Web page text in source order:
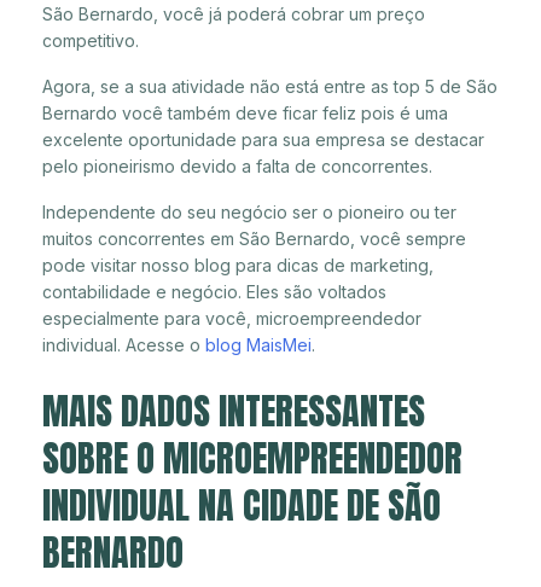
São Bernardo, você já poderá cobrar um preço
competitivo.
Agora, se a sua atividade não está entre as top 5 de São
Bernardo você também deve ficar feliz pois é uma
excelente oportunidade para sua empresa se destacar
pelo pioneirismo devido a falta de concorrentes.
Independente do seu negócio ser o pioneiro ou ter
muitos concorrentes em São Bernardo, você sempre
pode visitar nosso blog para dicas de marketing,
contabilidade e negócio. Eles são voltados
especialmente para você, microempreendedor
individual. Acesse o blog MaisMei.
MAIS DADOS INTERESSANTES
SOBRE O MICROEMPREENDEDOR
INDIVIDUAL NA CIDADE DE SÃO
BERNARDO